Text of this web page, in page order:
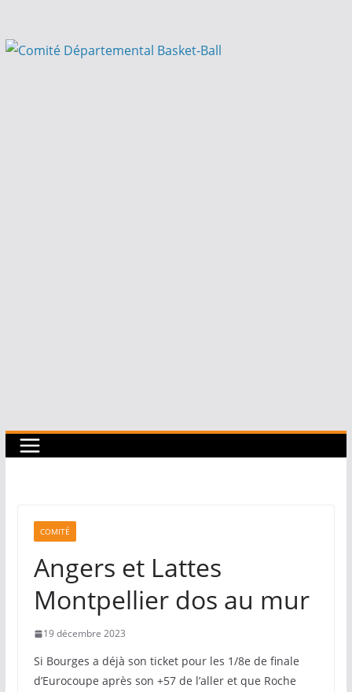
au
COMITÉ
Angers et Lattes
Montpellier dos au mur
19 décembre 2023
Si Bourges a déjà son ticket pour les 1/8e de finale
d’Eurocoupe après son +57 de l’aller et que Roche